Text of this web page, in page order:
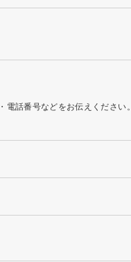
話番号などをお伝えください。